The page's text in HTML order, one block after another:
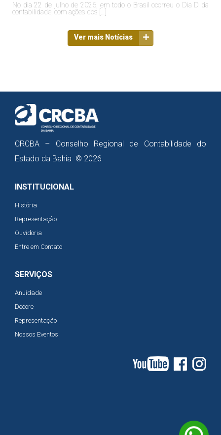
No dia 22 de julho de 2026, em todo o Brasil ocorreu o Dia D da
contabilidade, com ações dos […]
Ver mais Notícias
CRCBA – Conselho Regional de Contabilidade do
Estado da Bahia © 2026
INSTITUCIONAL
História
Representação
Ouvidoria
Entre em Contato
SERVIÇOS
Anuidade
Decore
Representação
Nossos Eventos